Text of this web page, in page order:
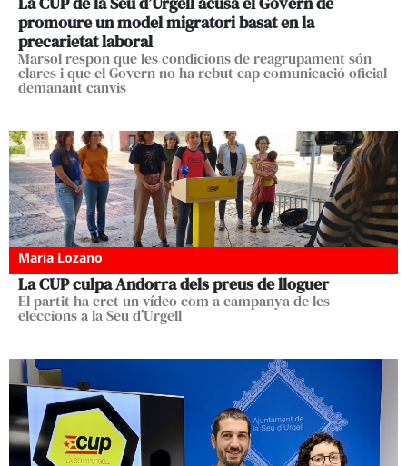
promoure un model migratori basat en la
precarietat laboral
Marsol respon que les condicions de reagrupament són
clares i que el Govern no ha rebut cap comunicació oficial
demanant canvis
Maria Lozano
La CUP culpa Andorra dels preus de lloguer
El partit ha cret un vídeo com a campanya de les
eleccions a la Seu d’Urgell